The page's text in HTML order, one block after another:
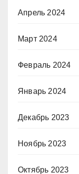
Апрель 2024
Март 2024
Февраль 2024
Январь 2024
Декабрь 2023
Ноябрь 2023
Октябрь 2023